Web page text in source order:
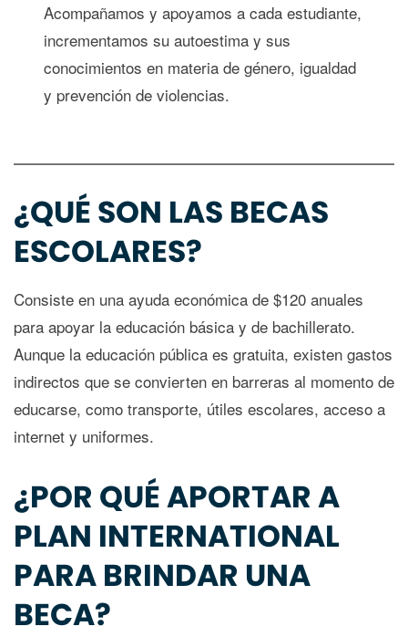
Acompañamos y apoyamos a cada estudiante,
incrementamos su autoestima y sus
conocimientos en materia de género, igualdad
y prevención de violencias.
¿QUÉ SON LAS BECAS
ESCOLARES?
Consiste en una ayuda económica de $120 anuales
para apoyar la educación básica y de bachillerato.
Aunque la educación pública es gratuita, existen gastos
indirectos que se convierten en barreras al momento de
educarse, como transporte, útiles escolares, acceso a
internet y uniformes.
¿POR QUÉ APORTAR A
PLAN INTERNATIONAL
PARA BRINDAR UNA
BECA?